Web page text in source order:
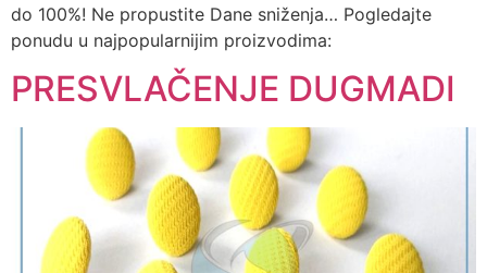
do 100%! Ne propustite Dane sniženja… Pogledajte
ponudu u najpopularnijim proizvodima:
PRESVLAČENJE DUGMADI